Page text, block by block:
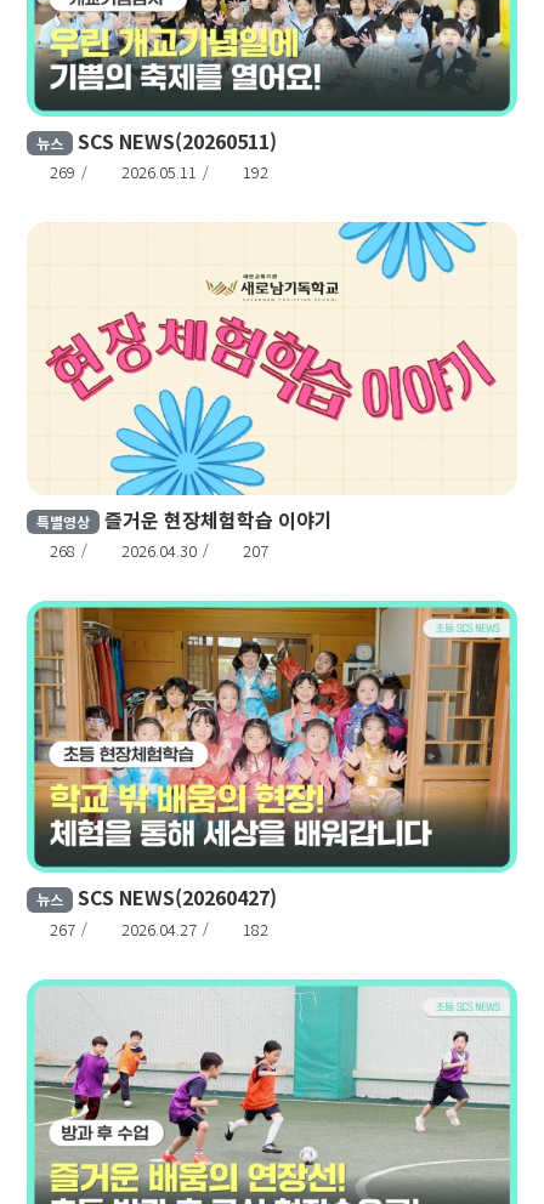
뉴스 SCS NEWS(20260511)
269 2026.05.11 192
특별영상 즐거운 현장체험학습 이야기
268 2026.04.30 207
뉴스 SCS NEWS(20260427)
267 2026.04.27 182